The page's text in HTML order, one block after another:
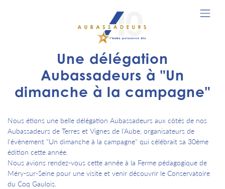
Une délégation
Aubassadeurs à "Un
dimanche à la campagne"
Nous étions une belle délégation Aubassadeurs aux côtés de nos
Aubassadeurs de Terres et Vignes de l'Aube, organisateurs de
l'évènement "Un dimanche à la campagne" qui célébrait sa 30ème
édition cette année.
Nous avions rendez-vous cette année à la Ferme pédagogique de
Méry-sur-Seine pour une visite et venir découvrir le Conservatoire
du Coq Gaulois.